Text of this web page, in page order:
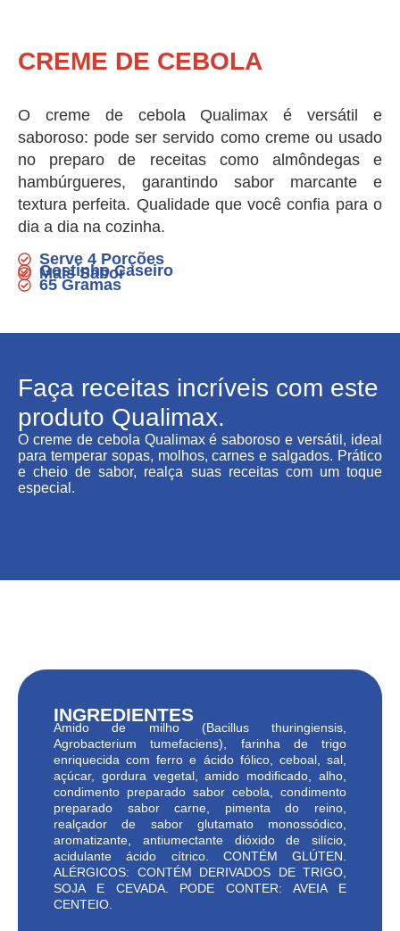
CREME DE CEBOLA
O creme de cebola Qualimax é versátil e
saboroso: pode ser servido como creme ou usado
no preparo de receitas como almôndegas e
hambúrgueres, garantindo sabor marcante e
textura perfeita. Qualidade que você confia para o
dia a dia na cozinha.
Serve 4 Porções
Gostinho Caseiro
Mais Sabor
65 Gramas
Faça receitas incríveis com este
produto Qualimax.
O creme de cebola Qualimax é saboroso e versátil, ideal
para temperar sopas, molhos, carnes e salgados. Prático
e cheio de sabor, realça suas receitas com um toque
especial.
INGREDIENTES
Amido de milho (Bacillus thuringiensis,
Agrobacterium tumefaciens), farinha de trigo
enriquecida com ferro e ácido fólico, ceboal, sal,
açúcar, gordura vegetal, amido modificado, alho,
condimento preparado sabor cebola, condimento
preparado sabor carne, pimenta do reino,
realçador de sabor glutamato monossódico,
aromatizante, antiumectante dióxido de silício,
acidulante ácido cítrico. CONTÉM GLÚTEN.
ALÉRGICOS: CONTÉM DERIVADOS DE TRIGO,
SOJA E CEVADA. PODE CONTER: AVEIA E
CENTEIO.